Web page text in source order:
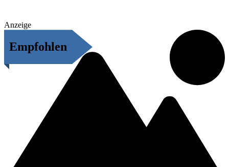
Anzeige
Empfohlen